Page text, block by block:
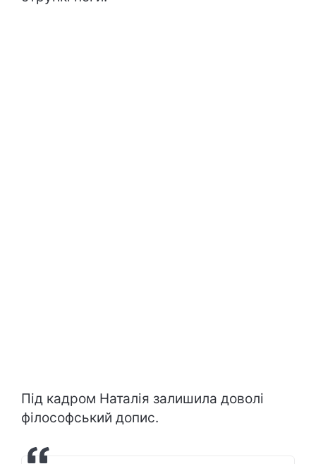
Під кадром Наталія залишила доволі
філософський допис.